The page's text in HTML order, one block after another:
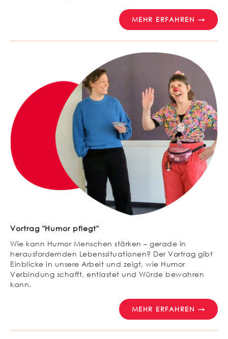
MEHR ERFAHREN →
Vortrag "Humor pflegt"
Wie kann Humor Menschen stärken – gerade in
herausfordernden Lebenssituationen? Der Vortrag gibt
Einblicke in unsere Arbeit und zeigt, wie Humor
Verbindung schafft, entlastet und Würde bewahren
kann.
MEHR ERFAHREN →